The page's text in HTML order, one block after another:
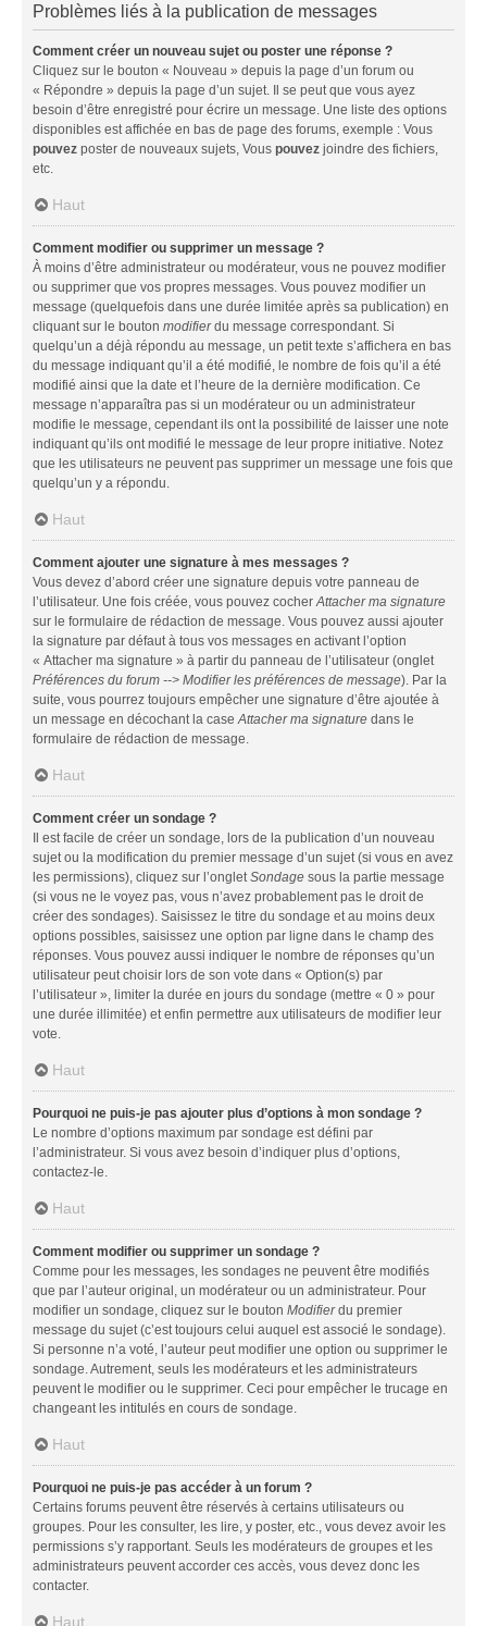
Problèmes liés à la publication de messages
Comment créer un nouveau sujet ou poster une réponse ?
Cliquez sur le bouton « Nouveau » depuis la page d’un forum ou
« Répondre » depuis la page d’un sujet. Il se peut que vous ayez
besoin d’être enregistré pour écrire un message. Une liste des options
disponibles est affichée en bas de page des forums, exemple : Vous
pouvez poster de nouveaux sujets, Vous pouvez joindre des fichiers,
etc.
Haut
Comment modifier ou supprimer un message ?
À moins d’être administrateur ou modérateur, vous ne pouvez modifier
ou supprimer que vos propres messages. Vous pouvez modifier un
message (quelquefois dans une durée limitée après sa publication) en
cliquant sur le bouton modifierdu message correspondant. Si
quelqu’un a déjà répondu au message, un petit texte s’affichera en bas
du message indiquant qu’il a été modifié, le nombre de fois qu’il a été
modifié ainsi que la date et l’heure de la dernière modification. Ce
message n’apparaîtra pas si un modérateur ou un administrateur
modifie le message, cependant ils ont la possibilité de laisser une note
indiquant qu’ils ont modifié le message de leur propre initiative. Notez
que les utilisateurs ne peuvent pas supprimer un message une fois que
quelqu’un y a répondu.
Haut
Comment ajouter une signature à mes messages ?
Vous devez d’abord créer une signature depuis votre panneau de
l’utilisateur. Une fois créée, vous pouvez cocherAttacher ma signature
sur le formulaire de rédaction de message. Vous pouvez aussi ajouter
la signature par défaut à tous vos messages en activant l’option
« Attacher ma signature » à partir du panneau de l’utilisateur (onglet
Préférences du forum --> Modifier les préférences de message). Par la
suite, vous pourrez toujours empêcher une signature d’être ajoutée à
un message en décochant la caseAttacher ma signature dans le
formulaire de rédaction de message.
Haut
Comment créer un sondage ?
Il est facile de créer un sondage, lors de la publication d’un nouveau
sujet ou la modification du premier message d’un sujet (si vous en avez
les permissions), cliquez sur l’ongletSondage sous la partie message
(si vous ne le voyez pas, vous n’avez probablement pas le droit de
créer des sondages). Saisissez le titre du sondage et au moins deux
options possibles, saisissez une option par ligne dans le champ des
réponses. Vous pouvez aussi indiquer le nombre de réponses qu’un
utilisateur peut choisir lors de son vote dans « Option(s) par
l’utilisateur », limiter la durée en jours du sondage (mettre « 0 » pour
une durée illimitée) et enfin permettre aux utilisateurs de modifier leur
vote.
Haut
Pourquoi ne puis-je pas ajouter plus d’options à mon sondage ?
Le nombre d’options maximum par sondage est défini par
l’administrateur. Si vous avez besoin d’indiquer plus d’options,
contactez-le.
Haut
Comment modifier ou supprimer un sondage ?
Comme pour les messages, les sondages ne peuvent être modifiés
que par l’auteur original, un modérateur ou un administrateur. Pour
modifier un sondage, cliquez sur le bouton Modifierdu premier
message du sujet (c’est toujours celui auquel est associé le sondage).
Si personne n’a voté, l’auteur peut modifier une option ou supprimer le
sondage. Autrement, seuls les modérateurs et les administrateurs
peuvent le modifier ou le supprimer. Ceci pour empêcher le trucage en
changeant les intitulés en cours de sondage.
Haut
Pourquoi ne puis-je pas accéder à un forum ?
Certains forums peuvent être réservés à certains utilisateurs ou
groupes. Pour les consulter, les lire, y poster, etc., vous devez avoir les
permissions s’y rapportant. Seuls les modérateurs de groupes et les
administrateurs peuvent accorder ces accès, vous devez donc les
contacter.
Haut